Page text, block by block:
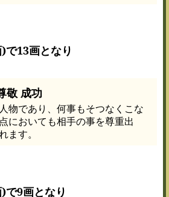
で13画となり
敬 成功
物であり、何事もそつなくこな
においても相手の事を尊重出
ます。
で9画となり